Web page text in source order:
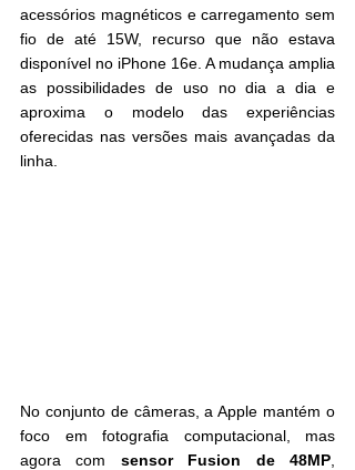
acessórios magnéticos e carregamento sem
fio de até 15W, recurso que não estava
disponível no iPhone 16e. A mudança amplia
as possibilidades de uso no dia a dia e
aproxima o modelo das experiências
oferecidas nas versões mais avançadas da
linha.
No conjunto de câmeras, a Apple mantém o
foco em fotografia computacional, mas
agora com sensor Fusion de 48MP